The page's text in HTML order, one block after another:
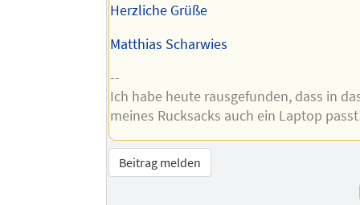
Herzliche Grüße
Matthias Scharwies
--
Ich habe heute rausgefunden, dass in
meines Rucksacks auch ein Laptop
Beitrag melden